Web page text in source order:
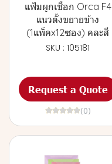
แฟ้มผูกเชือก Orca F4
แนวตั้งขยายข้าง
(1แพ็คx12ซอง) คละสี
SKU : 105181
Request a Quote
(0)